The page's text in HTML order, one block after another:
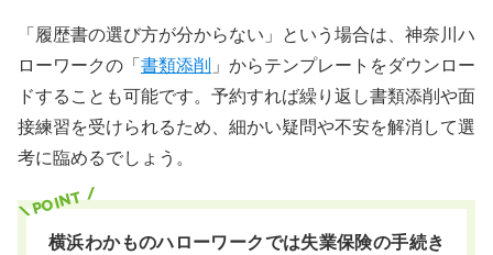
「履歴書の選び方が分からない」という場合は、神奈川ハ
ローワークの「 書類添削 」からテンプレートをダウンロー
ドすることも可能です。予約すれば繰り返し書類添削や面
接練習を受けられるため、細かい疑問や不安を解消して選
考に臨めるでしょう。
横浜わかものハローワークでは失業保険の手続き